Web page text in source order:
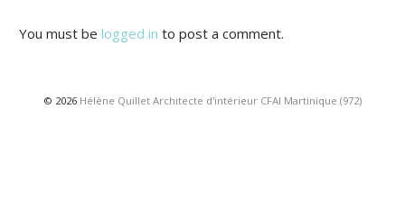
You must belogged in to post a comment.
© 2026 Hélène Quillet Architecte d'intérieur CFAI Martinique (972)